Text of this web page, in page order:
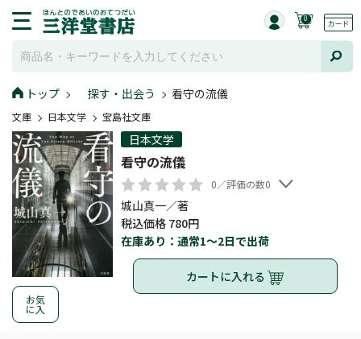
0
トップ 探す・出会う 看守の流儀
文庫 日本文学 宝島社文庫
お気
に入
日本文学
看守の流儀
0／評価の数0
城山真一／著
税込価格 780円
在庫あり：通常1～2日で出荷
カートに入れる